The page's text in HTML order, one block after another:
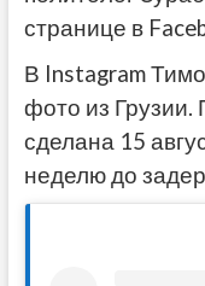
странице в
В Instagram
фото из Грузии.
сделана 15
неделю до